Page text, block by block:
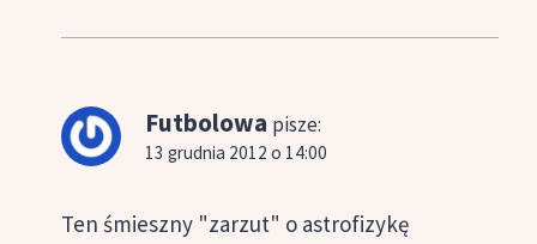
Futbolowa pisze:
13 grudnia 2012 o 14:00
Ten śmieszny "zarzut" o astrofizykę